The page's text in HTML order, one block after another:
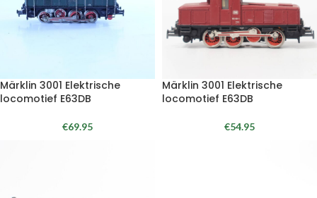
Märklin 3001 Elektrische
locomotief E63DB
€69.95
Märklin 3001 Elektrische
locomotief E63DB
€54.95